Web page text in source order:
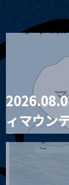
ィマウン
“HALL-